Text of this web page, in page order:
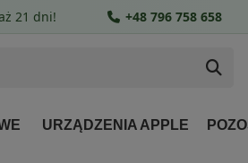
URZĄDZENIA APPLE
21 dni! +48 796 758 658